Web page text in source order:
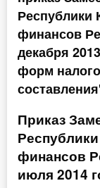
Правовая
Библиотека
Справочник
Участник
Республики
финансов
декабря
форм
Приказ
финансов
июля 2014